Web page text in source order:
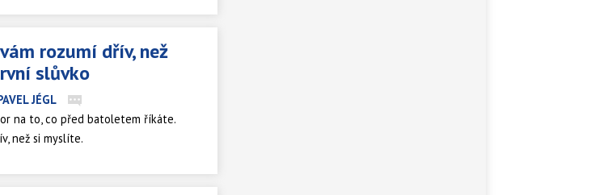
rozumí dřív, než
slůvko
JÉGL
na to, co před batoletem říkáte.
než si myslíte.